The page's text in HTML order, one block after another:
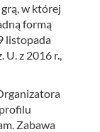
w której
formą
listopada
U. z 2016 r.,
Zabawa